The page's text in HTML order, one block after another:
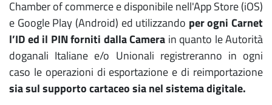
Chamber of commerce e disponibile nell'App Store (iOS)
e Google Play (Android) ed utilizzando per ogni Carnet
l’ID ed il PIN forniti dalla Camera in quanto le Autorità
doganali Italiane e/o Unionali registreranno in ogni
caso le operazioni di esportazione e di reimportazione
sia sul supporto cartaceo sia nel sistema digitale.